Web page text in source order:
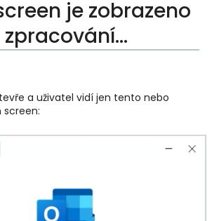
je zobrazeno
a uživatel vidí jen tento nebo
screen: